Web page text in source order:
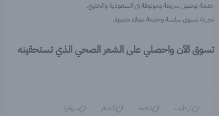
خدمة توصيل سريعة وموثوقة في السعودية والخليج.
تجربة تسوق سلسة وخدمة عملاء متميزة.
تسوق الآن واحصلي على الشعر الصحي الذي تستحقينه
ترطيب تنعيم الشعر
سولارا